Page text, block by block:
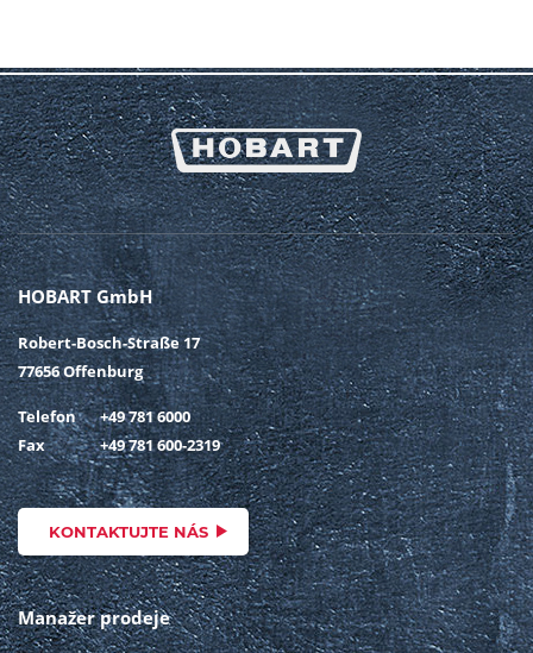
HOBART GmbH
Robert-Bosch-Straße 17
77656 Offenburg
Telefon
+49 781 6000
Fax
+49 781 600-2319
KONTAKTUJTE NÁS
Manažer prodeje